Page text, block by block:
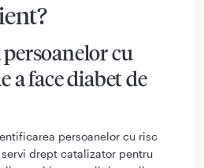
cu
a face diabet de
persoanelor cu risc
drept catalizator pentru